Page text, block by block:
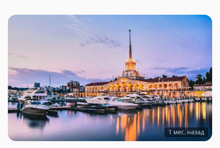
1 мес. назад